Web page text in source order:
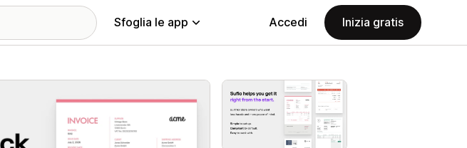
Sfoglia le app Accedi Inizia gratis